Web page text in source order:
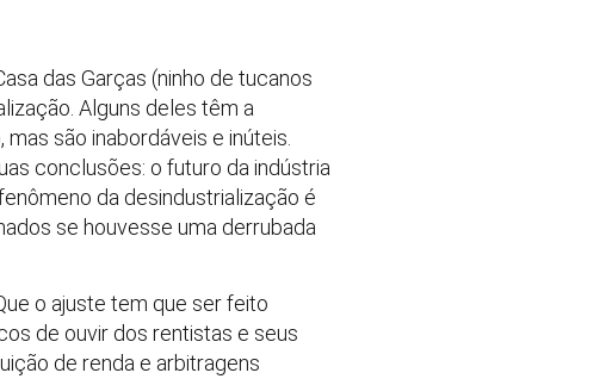
das Garças (ninho de tucanos
Alguns deles têm a
são inabordáveis e inúteis.
conclusões: o futuro da indústria
da desindustrialização é
se houvesse uma derrubada
o ajuste tem que ser feito
de ouvir dos rentistas e seus
de renda e arbitragens